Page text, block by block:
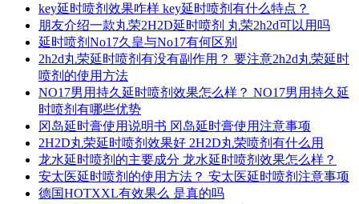
key延时喷剂效果咋样 key延时喷剂有什么特点？
朋友介绍一款丸荣2H2D延时喷剂 丸荣2h2d可以用吗
延时喷剂No17久皇与No17有何区别
2h2d丸荣延时喷剂有没有副作用？ 要注意2h2d丸荣延时
喷剂的使用方法
NO17男用持久延时喷剂效果怎么样？ NO17男用持久延
时喷剂有哪些优势
冈岛延时膏使用说明书 冈岛延时膏使用注意事项
2H2D丸荣延时喷剂效果好 2H2D丸荣喷剂有什么用
龙水延时喷剂的主要成分 龙水延时喷剂效果怎么样？
安太医延时喷剂的使用方法？ 安太医延时喷剂注意事项
德国HOTXXL有效果么 是真的吗